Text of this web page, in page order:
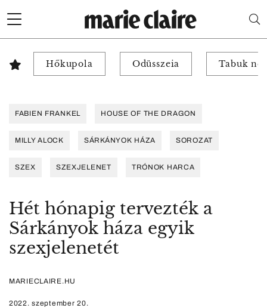
Hőkupola Odüsszeia Tabuk
FABIEN FRANKEL HOUSE OF THE DRAGON
MILLY ALOCK SÁRKÁNYOK HÁZA SOROZAT
SZEX SZEXJELENET TRÓNOK HARCA
Hét hónapig tervezték a
Sárkányok háza egyik
szexjelenetét
MARIECLAIRE.HU
2022. szeptember 20.